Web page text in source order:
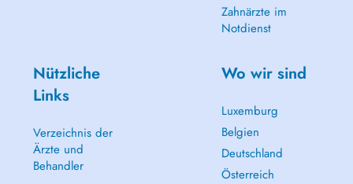
Zahnärzte im
Notdienst
Nützliche
Links
Verzeichnis der
Ärzte und
Behandler
Wo wir sind
Luxemburg
Belgien
Deutschland
Österreich